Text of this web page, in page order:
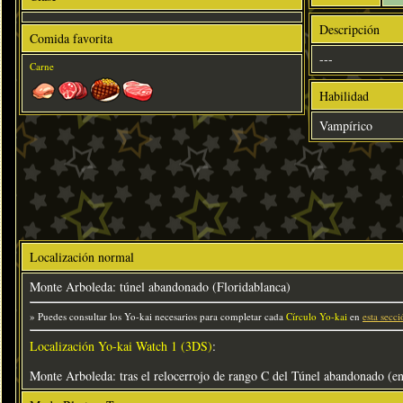
Comida favorita
Carne
Descripción
---
Habilidad
Vampírico
Localización normal
Monte Arboleda: túnel abandonado (Floridablanca)
» Puedes consultar los Yo-kai necesarios para completar cada Círculo Yo-kai en esta
Localización Yo-kai Watch 1 (3DS):
Monte Arboleda: tras el relocerrojo de rango C del Túnel abandonado